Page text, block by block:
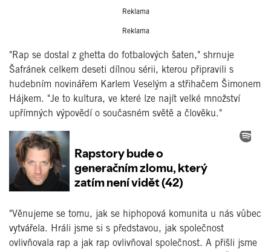
Reklama
Reklama
"Rap se dostal z ghetta do fotbalových šaten," shrnuje
Šafránek celkem deseti dílnou sérii, kterou připravili s
hudebním novinářem Karlem Veselým a střihačem Šimonem
Hájkem. "Je to kultura, ve které lze najít velké množství
upřímných výpovědí o současném světě a člověku."
"Věnujeme se tomu, jak se hiphopová komunita u nás vůbec
vytvářela. Hráli jsme si s představou, jak společnost
ovlivňovala rap a jak rap ovlivňoval společnost. A přišli jsme